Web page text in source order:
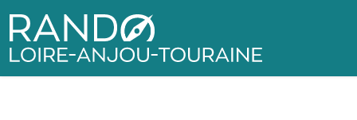
Rando Loire-Anjou-Touraine